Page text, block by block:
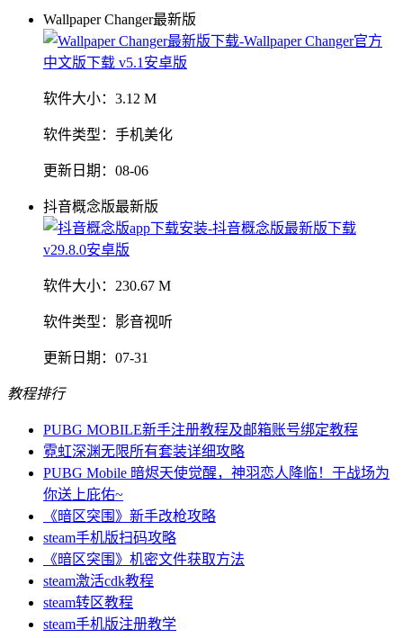
Wallpaper Changer最新版
软件大小： 3.12 M
软件类型： 手机美化
更新日期： 08-06
抖音概念版最新版
软件大小： 230.67 M
软件类型： 影音视听
更新日期： 07-31
教程排行
PUBG MOBILE新手注册教程及邮箱账号绑定教程
霓虹深渊无限所有套装详细攻略
PUBG Mobile 暗烬天使觉醒，神羽恋人降临！于战场为
你送上庇佑~
《暗区突围》新手改枪攻略
steam手机版扫码攻略
《暗区突围》机密文件获取方法
steam激活cdk教程
steam转区教程
steam手机版注册教学